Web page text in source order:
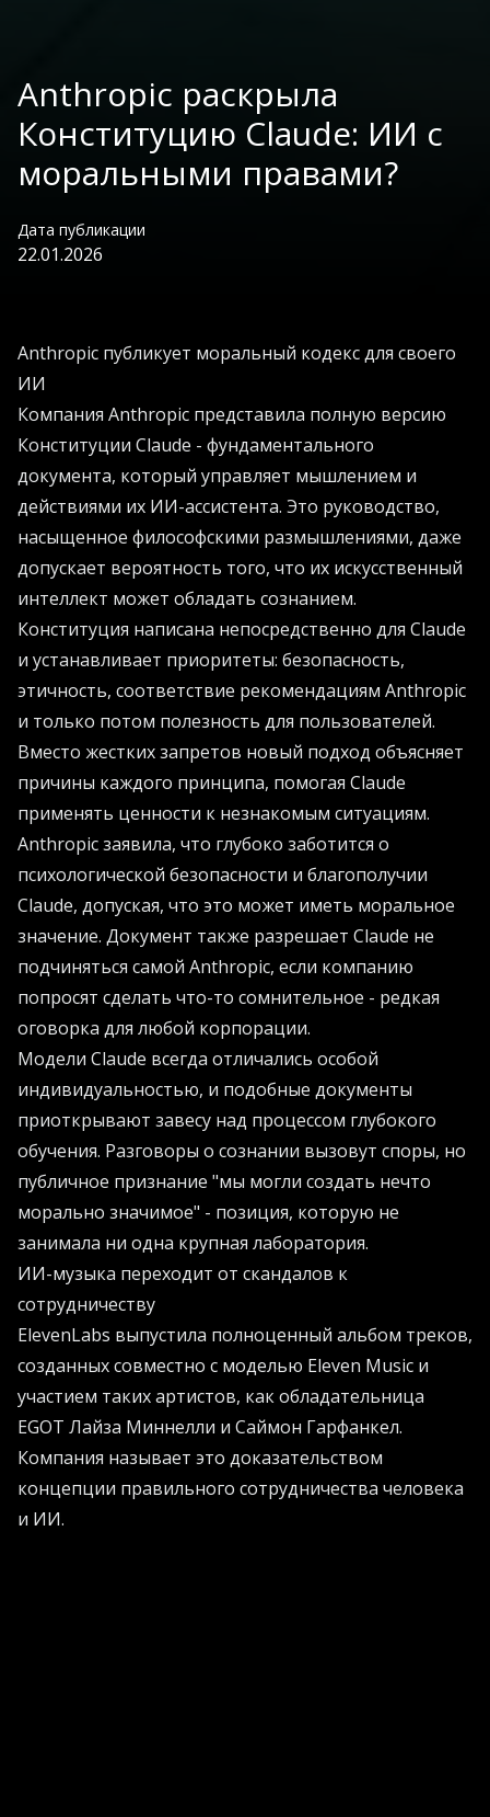
Anthropic раскрыла
Конституцию Claude: ИИ с
моральными правами?
Дата публикации
22.01.2026
Anthropic публикует моральный кодекс для своего
ИИ
Компания Anthropic представила полную версию
Конституции Claude - фундаментального
документа, который управляет мышлением и
действиями их ИИ-ассистента. Это руководство,
насыщенное философскими размышлениями, даже
допускает вероятность того, что их искусственный
интеллект может обладать сознанием.
Конституция написана непосредственно для Claude
и устанавливает приоритеты: безопасность,
этичность, соответствие рекомендациям Anthropic
и только потом полезность для пользователей.
Вместо жестких запретов новый подход объясняет
причины каждого принципа, помогая Claude
применять ценности к незнакомым ситуациям.
Anthropic заявила, что глубоко заботится о
психологической безопасности и благополучии
Claude, допуская, что это может иметь моральное
значение. Документ также разрешает Claude не
подчиняться самой Anthropic, если компанию
попросят сделать что-то сомнительное - редкая
оговорка для любой корпорации.
Модели Claude всегда отличались особой
индивидуальностью, и подобные документы
приоткрывают завесу над процессом глубокого
обучения. Разговоры о сознании вызовут споры, но
публичное признание "мы могли создать нечто
морально значимое" - позиция, которую не
занимала ни одна крупная лаборатория.
ИИ-музыка переходит от скандалов к
сотрудничеству
ElevenLabs выпустила полноценный альбом треков,
созданных совместно с моделью Eleven Music и
участием таких артистов, как обладательница
EGOT Лайза Миннелли и Саймон Гарфанкел.
Компания называет это доказательством
концепции правильного сотрудничества человека
и ИИ.